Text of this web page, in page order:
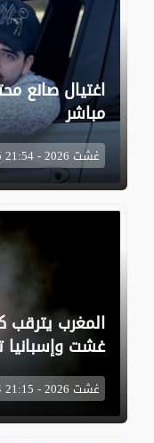
اغتيال صانع
مباشر
05 غشت 2026 - 21:54
غشت
04 غشت 2026 - 21:15